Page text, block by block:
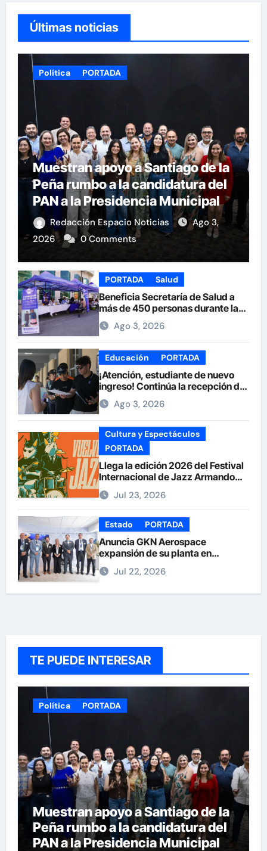
Últimas noticias
Política PORTADA
Muestran apoyo a Santiago de la
Peña rumbo a la candidatura del
PAN a la Presidencia Municipal
Redacción Espacio Noticias
Ago 3,
2026
0 Comments
PORTADA Salud
Beneficia Secretaría de Salud a
más de 450 personas durante la
Feria de la Salud en la Plaza de
ArmasAgo 3, 2026
Educación PORTADA
¡Atención, estudiante de nuevo
ingreso! Continúa la recepción de
documentos en la UACH.
Ago 3, 2026
Cultura y Espectáculos
PORTADA
Llega la edición 2026 del Festival
Internacional de Jazz Armando
Nuñez
Jul 23, 2026
Estado PORTADA
Anuncia GKN Aerospace
expansión de su planta en
Chihuahua
Jul 22, 2026
TE PUEDE INTERESAR
Política PORTADA
Muestran apoyo a Santiago de la
Peña rumbo a la candidatura del
PAN a la Presidencia Municipal